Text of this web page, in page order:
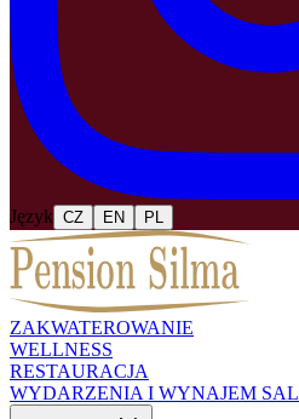
Język CZ EN PL
ZAKWATEROWANIE
WELLNESS
RESTAURACJA
WYDARZENIA I WYNAJEM SAL